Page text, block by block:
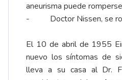
aneurisma puede
- Doctor Nissen, se
El 10 de abril de 1955
nuevo los síntomas de
lleva a su casa al Dr.